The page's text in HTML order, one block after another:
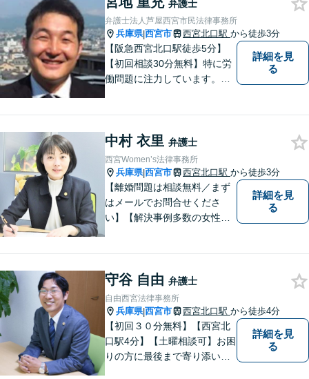
弁護士
弁護士法人芦屋西宮市民法律事務所
兵庫県|西宮市 西宮北口駅 から徒歩3分
【阪急西宮北口駅徒歩5分】
【初回相談30分無料】特に労
働問題に注力しています。残
民事事件，家事事件，刑事事
件も幅広く取り扱っておりま
す。
詳細を見
る
中村 衣里 弁護士
西宮Women’s法律事務所
兵庫県|西宮市 西宮北口駅 から徒歩3分
【離婚問題は相談無料／まず
はメールでお問合せくださ
い】【解決事例多数の女性弁
神戸・西宮・尼崎・芦屋でお
困りの女性はぜひご相談くだ
さい。【完全個室・お子様も
歓迎】
詳細を見
る
守谷 自由 弁護士
自由西宮法律事務所
兵庫県|西宮市 西宮北口駅 から徒歩4分
【初回３０分無料】【西宮北
口駅4分】【土曜相談可】お困
りの方に最後まで寄り添い、
詳細を見
る